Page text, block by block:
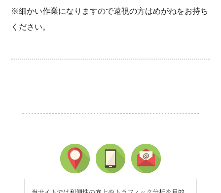
※細かい作業になりますので遠視の方はめがねをお持ち
ください。